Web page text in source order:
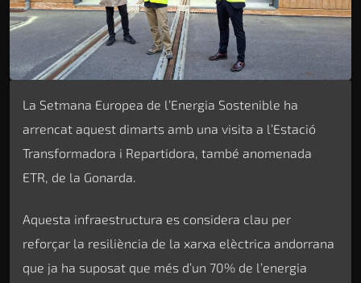
La Setmana Europea de l’Energia Sostenible ha
arrencat aquest dimarts amb una visita a l’Estació
Transformadora i Repartidora, també anomenada
ETR, de la Gonarda.
Aquesta infraestructura es considera clau per
reforçar la resiliència de la xarxa elèctrica andorrana
que ja ha suposat que més d’un 70% de l’energia